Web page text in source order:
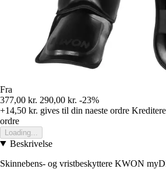
Fra
377,00 kr. 290,00 kr. -23%
+14,50 kr. gives til din naeste ordre
ordre
Loading...
Beskrivelse
Skinnebens- og vristbeskyttere KWON